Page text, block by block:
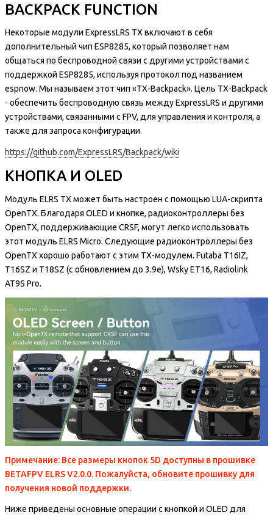
BACKPACK FUNCTION
Некоторые модули ExpressLRS TX включают в себя
дополнительный чип ESP8285, который позволяет нам
общаться по беспроводной связи с другими устройствами с
поддержкой ESP8285, используя протокол под названием
espnow. Мы называем этот чип «TX-Backpack». Цель TX-Backpack
- обеспечить беспроводную связь между ExpressLRS и другими
устройствами, связанными с FPV, для управления и контроля, а
также для запроса конфигурации.
https://github.com/ExpressLRS/Backpack/wiki
КНОПКА И OLED
Модуль ELRS TX может быть настроен с помощью LUA-скрипта
OpenTX. Благодаря OLED и кнопке, радиоконтроллеры без
OpenTX, поддерживающие CRSF, могут легко использовать
этот модуль ELRS Micro. Следующие радиоконтроллеры без
OpenTX хорошо работают с этим TX-модулем. Futaba T16IZ,
T16SZ и T18SZ (с обновлением до 3.9e), Wsky ET16, Radiolink
AT9S Pro.
Примечание: Все размеры кнопок 5D доступны в прошивке
BETAFPV ELRS V2.0.0. Пожалуйста, обновите прошивку для
получения новой поддержки.
Ниже приведены основные операции с кнопкой и OLED для